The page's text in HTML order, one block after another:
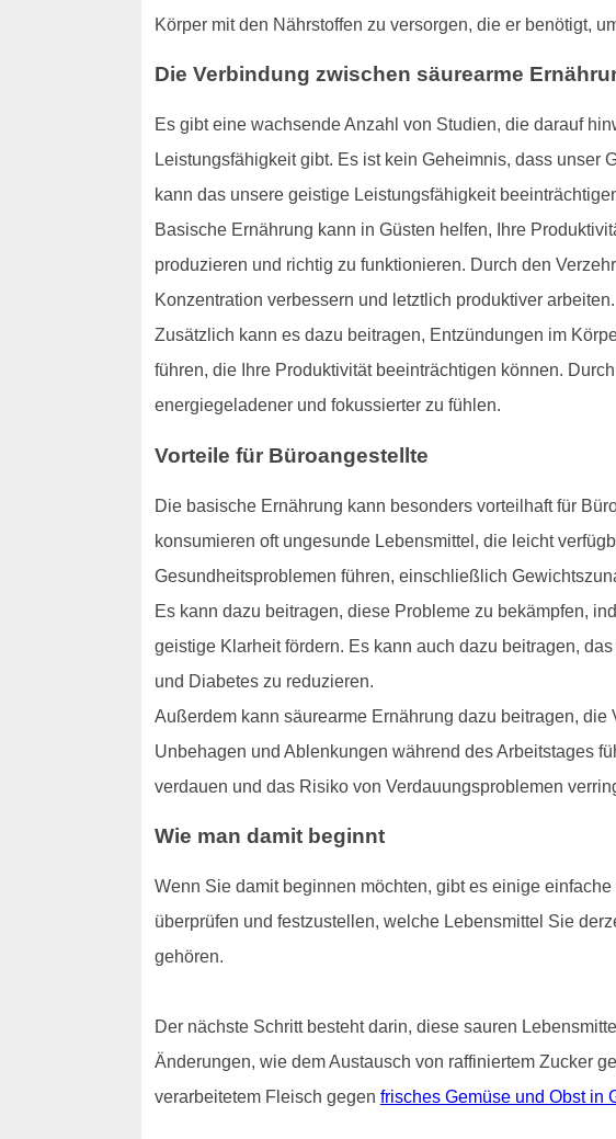
Körper mit den Nährstoffen zu versorgen, die er benötigt,
Die Verbindung zwischen säurearme
Es gibt eine wachsende Anzahl von Studien, die darauf
Leistungsfähigkeit gibt. Es ist kein Geheimnis, dass unser
kann das unsere geistige Leistungsfähigkeit
Basische Ernährung kann in Güsten helfen, Ihre
produzieren und richtig zu funktionieren. Durch den
Konzentration verbessern und letztlich produktiver arbeiten.
Zusätzlich kann es dazu beitragen, Entzündungen im
führen, die Ihre Produktivität beeinträchtigen können.
energiegeladener und fokussierter zu fühlen.
Vorteile für Büroangestellte
Die basische Ernährung kann besonders vorteilhaft für
konsumieren oft ungesunde Lebensmittel, die leicht
Gesundheitsproblemen führen, einschließlich
Es kann dazu beitragen, diese Probleme zu bekämpfen,
geistige Klarheit fördern. Es kann auch dazu beitragen,
und Diabetes zu reduzieren.
Außerdem kann säurearme Ernährung dazu beitragen,
Unbehagen und Ablenkungen während des Arbeitstages
verdauen und das Risiko von Verdauungsproblemen
Wie man damit beginnt
Wenn Sie damit beginnen möchten, gibt es einige
überprüfen und festzustellen, welche Lebensmittel Sie
gehören.
Der nächste Schritt besteht darin, diese sauren
Änderungen, wie dem Austausch von raffiniertem Zucker
verarbeitetem Fleisch gegen frisches Gemüse und Obst in